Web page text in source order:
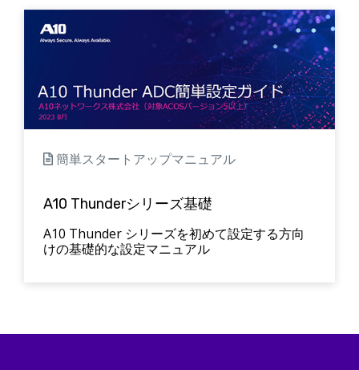
簡単スタートアップマニュアル
A10 Thunderシリーズ基礎
A10 Thunder シリーズを初めて設定する方向
けの基礎的な設定マニュアル